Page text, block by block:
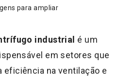
para ampliar
industrial é um
em setores que
eficiência na ventilação e